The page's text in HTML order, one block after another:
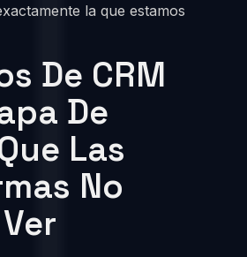
la que estamos
De CRM
De
Las
No